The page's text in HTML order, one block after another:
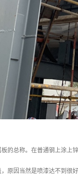
的总称。在普通钢上涂
原因当然是喷漆达不到